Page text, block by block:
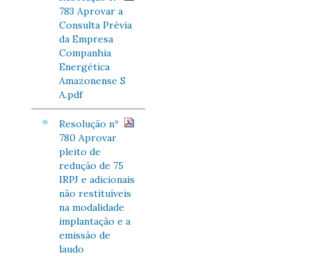
783 Aprovar a
Consulta Prévia
da Empresa
Companhia
Energética
Amazonense S
A.pdf
Resolução nº
780 Aprovar
pleito de
redução de 75
IRPJ e adicionais
não restituíveis
na modalidade
implantação e a
emissão de
laudo